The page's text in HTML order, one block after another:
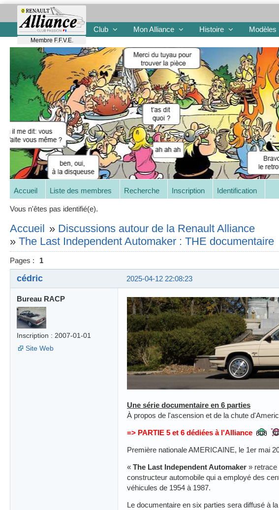
Membre F.F.V.E.
Club Mon Alliance Histoire Modèles
Accueil Liste des membres Recherche Inscription Identification
Vous n'êtes pas identifié(e).
Accueil » Discussions autour de la Renault Alliance
» The Last Independent Automaker : THE documentaire
Pages : 1
2025-04-12 22:08:23
cédric
Bureau RACP
Inscription : 2007-01-01
Site Web
Une série documentaire en 6 parties
À propos de l'ascension et de la chute
=> PARTIE 5 et 6 dédiées à l'Alliance
Première nationale AMERICAINE, le 1er mai
« The Last Independent Automaker » retrace
constructeur automobile qui a employé des
véhicules de 1954 à 1987.
Le documentaire en six parties sera diffusé à